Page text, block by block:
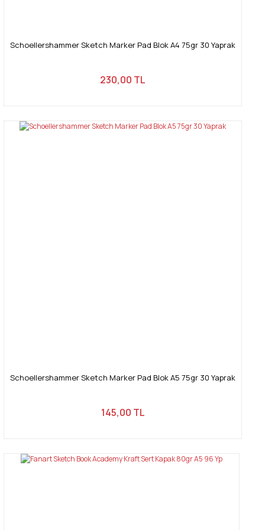
Schoellershammer Sketch Marker Pad Blok A4 75gr 30 Yaprak
230,00 TL
Schoellershammer Sketch Marker Pad Blok A5 75gr 30 Yaprak
145,00 TL